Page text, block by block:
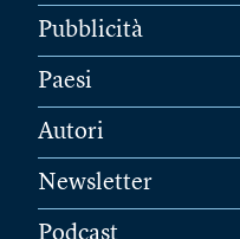
Pubblicità
Paesi
Autori
Newsletter
Podcast